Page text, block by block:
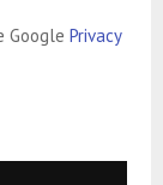
Google Privacy